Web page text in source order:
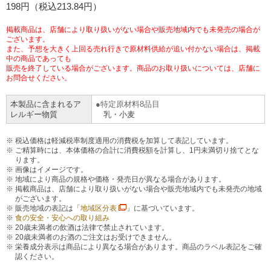
ギフト
プリペイドカード・金券
ニンテンドー・ダウンロードカード
コピー
プリント
スキャン
ファクス
チケット
プリペイドサービス
スポーツ振興くじ
行政サービス
宅配便
切手・はがき・印紙
セブン銀行ATM
ご利用可能なお支払い方法
各種料金のお支払い
スマホプリペイド
レジでApple Accountにチャージ
オンラインフォトサービス
チケットサービス
セブンチケット
チケットぴあ
イープラス
CNプレイガイド
JTB
セブン‐イレブンでお受取り
タワーレコード
セブンネットショッピング
停電時のサービス停止のお知らせ
企業理念
会社概要
貸借対照表・損益計算書
沿革
国内店舗数
売上高、店舗数推移
セブン‐イレブンの海外事業
データで見るセブン‐イレブン
セブン＆アイ・ホールディングスの重点課題
サステナビリティ活動基本方針
サステナビリティ推進体制
GREEN CHALLENGE 2050
4VISIONS
サステナビリティニュース
サステナビリティレポート
報告書ライブラリー
加盟店オーナー募集 物件募集・購入
アルバイト情報
お問い合わせ
English (Corporate)
English (Services)
中文[繁體字](服務)
简体中文(服务)
한국어(서비스)
ภาษาไทย(บริการ)
198円（税込213.84円）
掲載商品は、店舗により取り扱いがない場合や販売地域内でも未発売の場合が
ございます。
また、予想を大きく上回る売れ行きで原材料供給が追い付かない場合は、掲載
中の商品であっても
販売を終了している場合がございます。商品のお取り扱いについては、店舗に
お問合せください。
本製品に含まれるア
レルギー物質
特定原材料8品目
乳・小麦
税込価格は軽減税率制度適用の消費税を加算して表記しています。
ご精算時には、本体価格の合計に消費税額を計算し、1円未満切り捨てとな
ります。
画像はイメージです。
地域により商品の規格や価格・発売日が異なる場合があります。
掲載商品は、店舗により取り扱いがない場合や販売地域内でも未発売の地域
がございます。
販売地域の表記は「 地域区分表
」に基づいています。
食の安全・安心への取り組み
20歳未満者の飲酒は法律で禁止されています。
20歳未満者のお酒のご注文はお受けできません。
栄養成分表示は商品により異なる場合があります。商品のラベル表記をご確
認ください。